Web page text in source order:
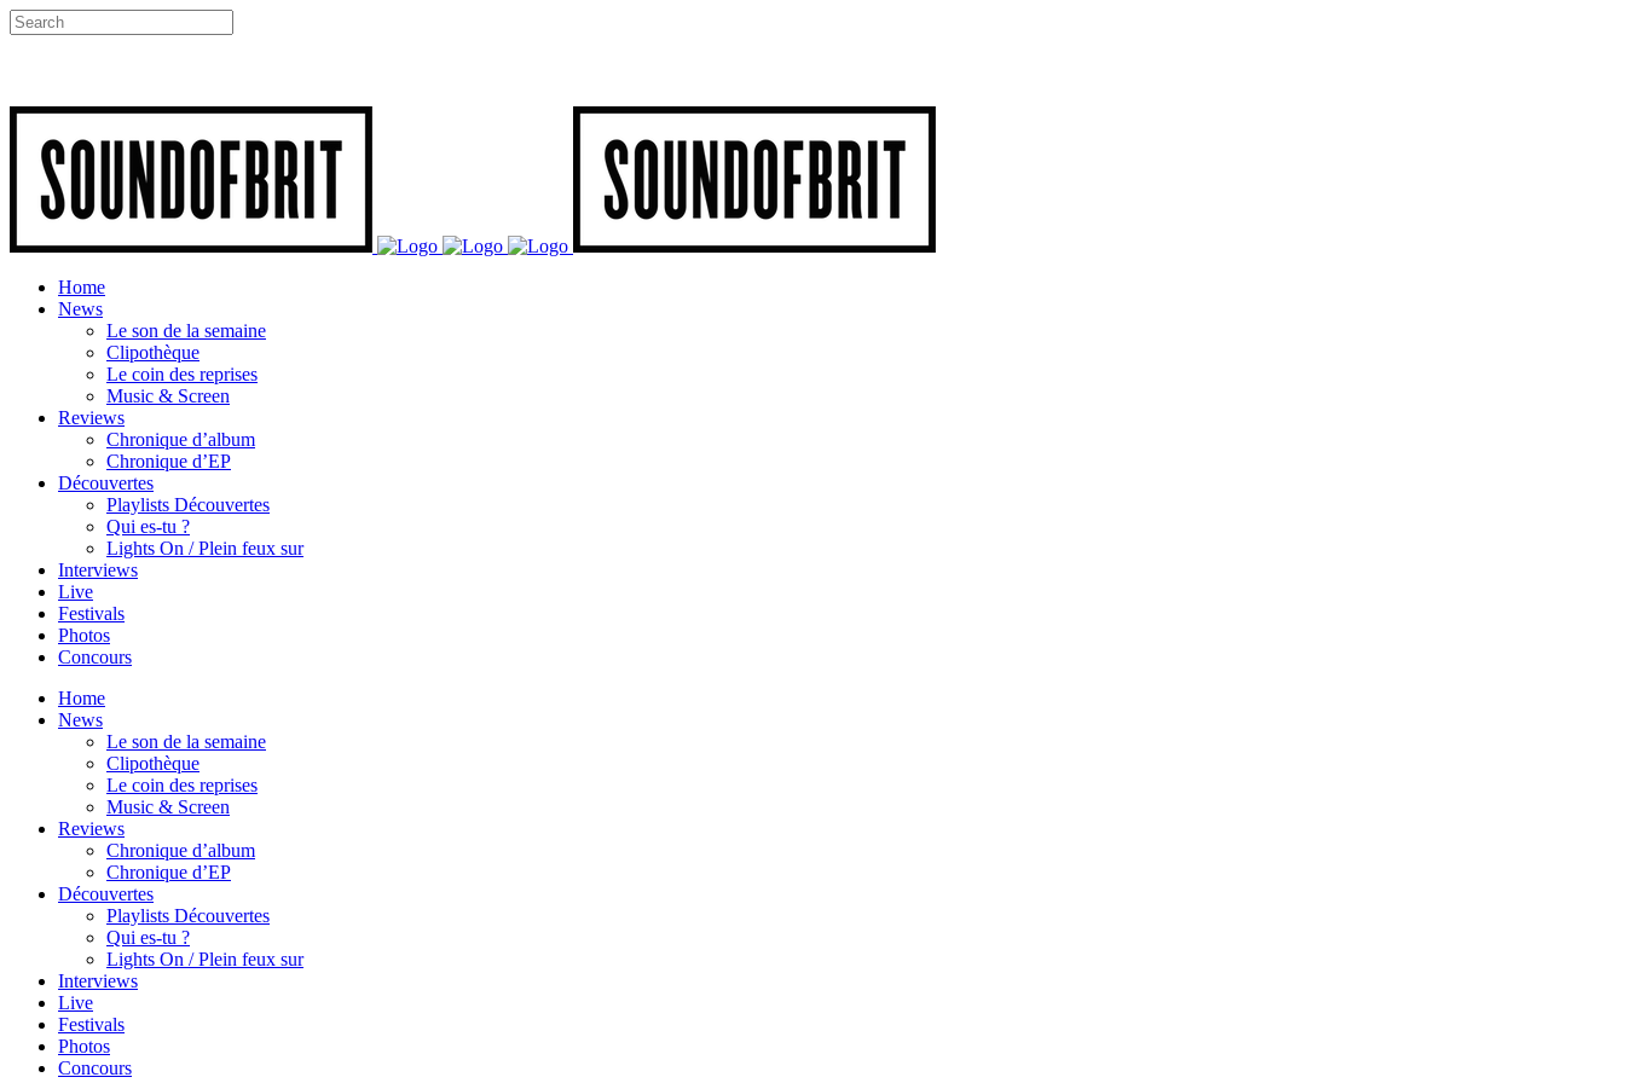
Home
News
Le son de la semaine
Clipothèque
Le coin des reprises
Music & Screen
Reviews
Chronique d’album
Chronique d’EP
Découvertes
Playlists Découvertes
Qui es-tu ?
Lights On / Plein feux sur
Interviews
Live
Festivals
Photos
Concours
Home
News
Le son de la semaine
Clipothèque
Le coin des reprises
Music & Screen
Reviews
Chronique d’album
Chronique d’EP
Découvertes
Playlists Découvertes
Qui es-tu ?
Lights On / Plein feux sur
Interviews
Live
Festivals
Photos
Concours